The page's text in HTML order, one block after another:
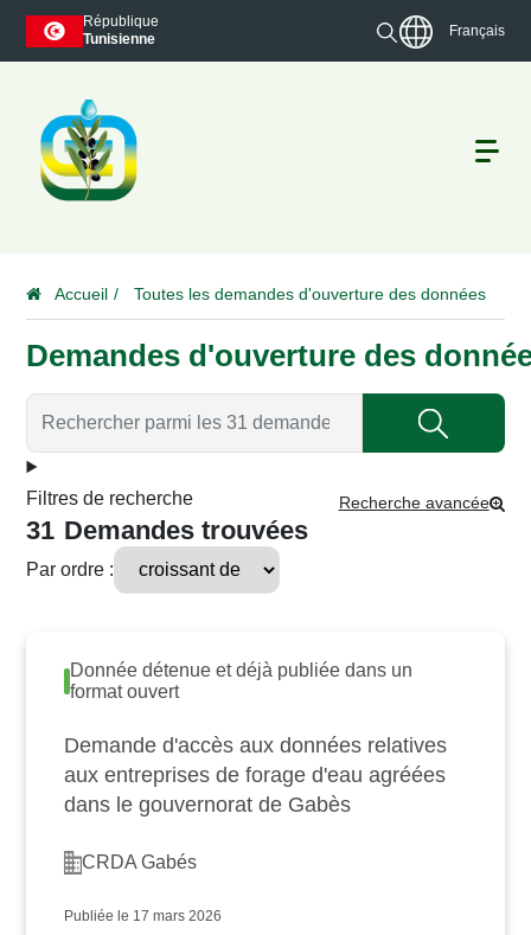
République
Tunisienne
Français
Accueil Toutes les demandes d'ouverture des données
Demandes d'ouverture des
Filtres de recherche Recherche avancée
31 Demandes trouvées
Par ordre :
Donnée détenue et déjà publiée dans un
format ouvert
Demande d'accès aux données relatives
aux entreprises de forage d'eau agréées
dans le gouvernorat de Gabès
CRDA Gabés
Publiée le 17 mars 2026